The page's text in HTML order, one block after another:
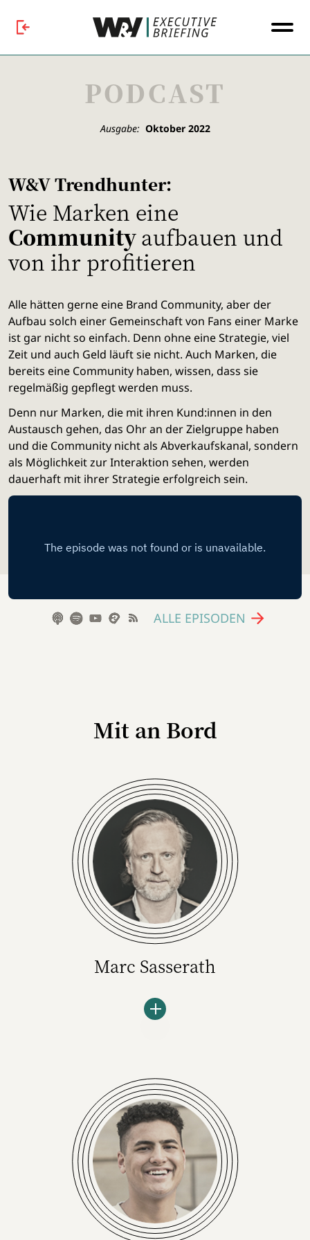
PODCAST
Ausgabe: Oktober 2022
W&V Trendhunter:
Wie Marken eine
Communityaufbauen und
von ihr profitieren
Alle hätten gerne eine Brand Community, aber der
Aufbau solch einer Gemeinschaft von Fans einer Marke
ist gar nicht so einfach. Denn ohne eine Strategie, viel
Zeit und auch Geld läuft sie nicht. Auch Marken, die
bereits eine Community haben, wissen, dass sie
regelmäßig gepflegt werden muss.
Denn nur Marken, die mit ihren Kund:innen in den
Austausch gehen, das Ohr an der Zielgruppe haben
und die Community nicht als Abverkaufskanal, sondern
als Möglichkeit zur Interaktion sehen, werden
dauerhaft mit ihrer Strategie erfolgreich sein.
ALLE EPISODEN
Mit an Bord
Marc Sasserath
Sasserath+. Er war unter anderem CEO von
Publicis Sasserath Brand Consultancy,
Executive Chairman der UDG United Digital
Group und Strategiechef von McCann und
BBDO.